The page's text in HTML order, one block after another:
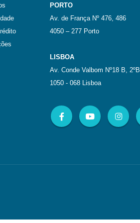
PORTO
Av. de França Nº 476, 486
4050 – 277 Porto
LISBOA
Av. Conde Valbom Nº18 B, 2ºB
1050 - 068 Lisboa